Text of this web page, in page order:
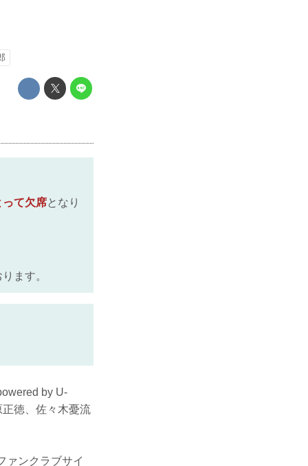
って欠席となり
ます。
by U-
徳、佐々木憂流
ァンクラブサイ